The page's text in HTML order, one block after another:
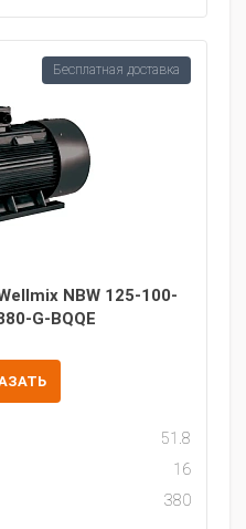
NBW 125-100-
G-BQQE
51.8
16
380
Бесплатная доставка